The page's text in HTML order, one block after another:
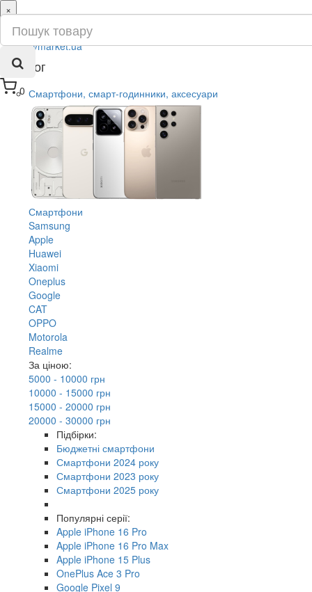
0
×
ru
ua
Каталог
Смартфони, смарт-годинники, аксесуари
Смартфони
Samsung
Apple
Huawei
Xiaomi
Oneplus
Google
CAT
OPPO
Motorola
Realme
За ціною:
5000 - 10000 грн
10000 - 15000 грн
15000 - 20000 грн
20000 - 30000 грн
Підбірки:
Бюджетні смартфони
Смартфони 2024 року
Смартфони 2023 року
Смартфони 2025 року
Популярні серії:
Apple iPhone 16 Pro
Apple iPhone 16 Pro Max
Apple iPhone 15 Plus
OnePlus Ace 3 Pro
Google Pixel 9